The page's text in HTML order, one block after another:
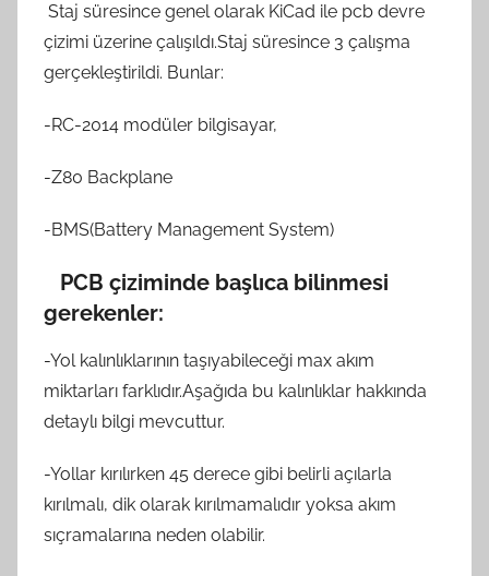
Staj süresince genel olarak KiCad ile pcb devre
çizimi üzerine çalışıldı.Staj süresince 3 çalışma
gerçekleştirildi. Bunlar:
-RC-2014 modüler bilgisayar,
-Z80 Backplane
-BMS(Battery Management System)
PCB çiziminde başlıca bilinmesi
gerekenler:
-Yol kalınlıklarının taşıyabileceği max akım
miktarları farklıdır.Aşağıda bu kalınlıklar hakkında
detaylı bilgi mevcuttur.
-Yollar kırılırken 45 derece gibi belirli açılarla
kırılmalı, dik olarak kırılmamalıdır yoksa akım
sıçramalarına neden olabilir.